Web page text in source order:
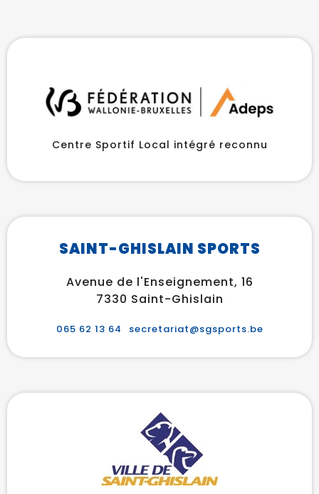
Centre Sportif Local intégré reconnu
SAINT-GHISLAIN SPORTS
Avenue de l'Enseignement, 16
7330 Saint-Ghislain
065 62 13 64 secretariat@sgsports.be